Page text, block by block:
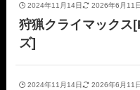
2024年11月14日 2026年6月11日
狩猟クライマックス
ズ]
2024年11月14日 2026年6月11日